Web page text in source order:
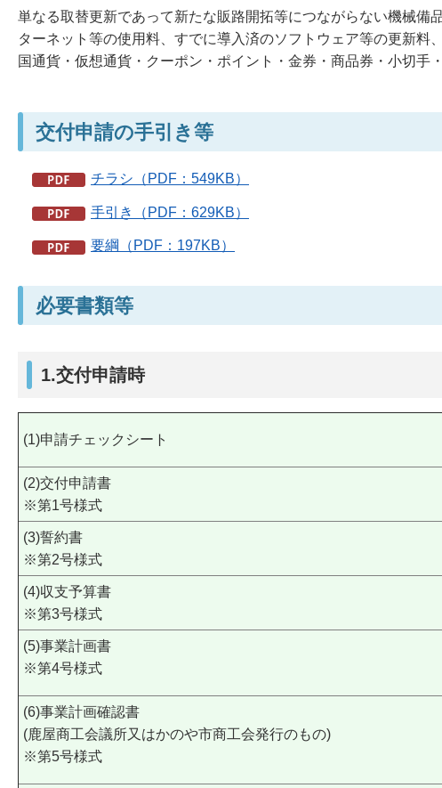
単なる取替更新であって新たな販路開拓等につながらない機械
ターネット等の使用料、すでに導入済のソフトウェア等の更新
国通貨・仮想通貨・クーポン・ポイント・金券・商品券・小切
交付申請の手引き等
チラシ（PDF：549KB）
手引き（PDF：629KB）
要綱（PDF：197KB）
必要書類等
1.交付申請時
(1)申請チェックシート
(2)交付申請書
※第1号様式
(3)誓約書
※第2号様式
(4)収支予算書
※第3号様式
(5)事業計画書
※第4号様式
(6)事業計画確認書
(鹿屋商工会議所又はかのや市商工会発行のもの)
※第5号様式